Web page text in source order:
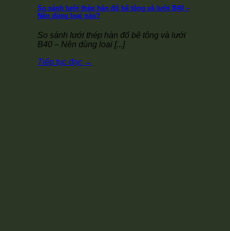
So sánh lưới thép hàn đổ bê tông và lưới B40 –
Nên dùng loại nào?
So sánh lưới thép hàn đổ bê tông và lưới
B40 – Nên dùng loại [...]
Tiếp tục đọc →